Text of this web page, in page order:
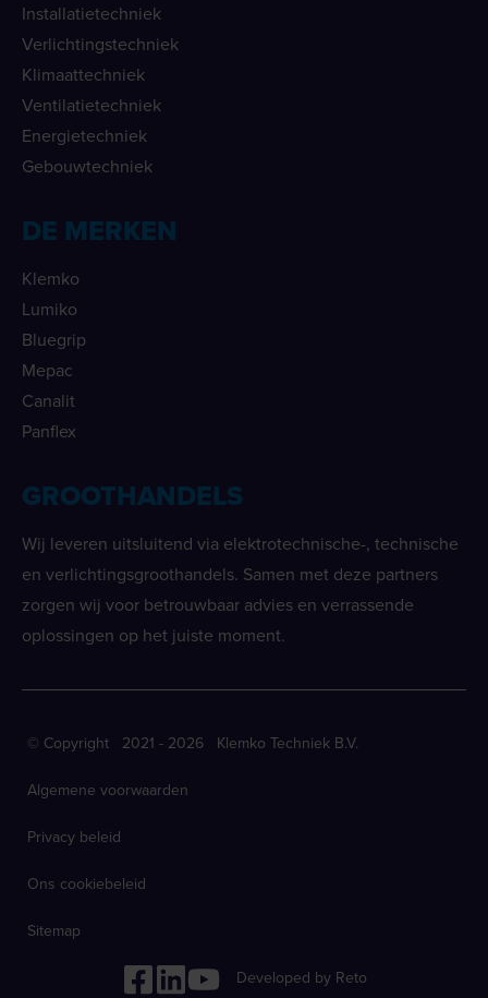
Installatietechniek
Verlichtingstechniek
Klimaattechniek
Ventilatietechniek
Energietechniek
Gebouwtechniek
DE MERKEN
Klemko
Lumiko
Bluegrip
Mepac
Canalit
Panflex
GROOTHANDELS
Wij leveren uitsluitend via elektrotechnische-, technische
en verlichtingsgroothandels. Samen met deze partners
zorgen wij voor betrouwbaar advies en verrassende
oplossingen op het juiste moment.
© Copyright 2021 - 2026 Klemko Techniek B.V.
Algemene voorwaarden
Privacy beleid
Ons cookiebeleid
Sitemap
Developed by Reto